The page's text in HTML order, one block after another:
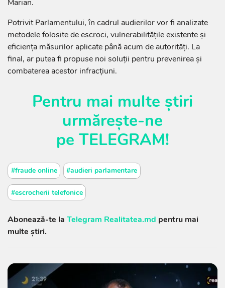
Marian.
Potrivit Parlamentului, în cadrul audierilor vor fi analizate
metodele folosite de escroci, vulnerabilitățile existente și
eficiența măsurilor aplicate până acum de autorități. La
final, ar putea fi propuse noi soluții pentru prevenirea și
combaterea acestor infracțiuni.
Pentru mai multe știri
urmărește-ne
pe TELEGRAM!
#fraude online #audieri parlamentare
#escrocherii telefonice
Abonează-te la Telegram Realitatea.md pentru mai
multe știri.